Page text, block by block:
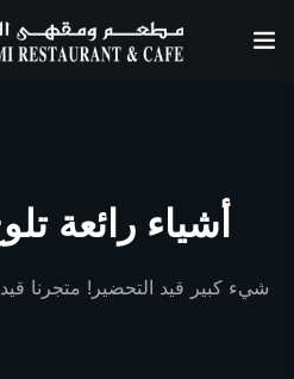
أشياء رائعة
شيء كبير قيد التحضير! متجرنا